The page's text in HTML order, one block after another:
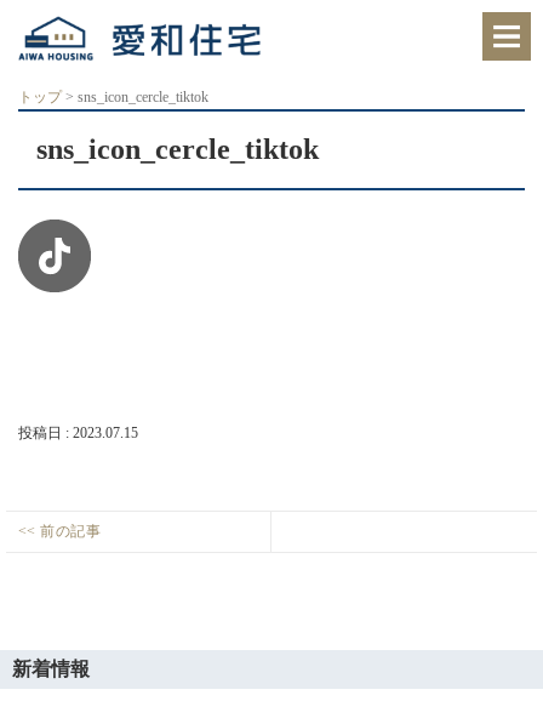
知
県
尾
市
住
宅
会
ー
尾
を
運
営
トップ> sns_icon_cercle_tiktok
sns_icon_cercle_tiktok
投稿日 : 2023.07.15
投
ゲ
ー
<< 前の記事
ー
ジ
新着情報